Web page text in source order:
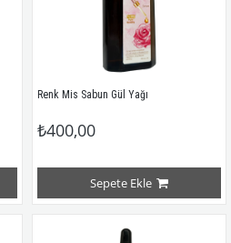
Renk Mis Sabun Gül Yağı
₺400,00
Sepete Ekle